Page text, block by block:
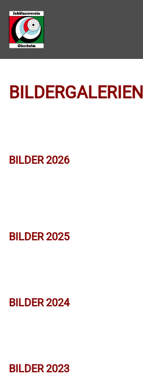
Zum Hauptinhalt springen
BILDERGALERIEN
BILDER 2026
BILDER 2025
BILDER 2024
BILDER 2023